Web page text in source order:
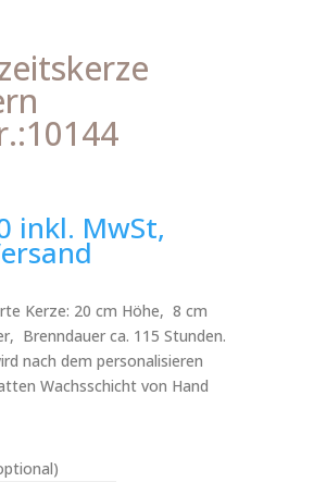
inkl. MwSt,
Kerze: 20 cm Höhe, 8 cm
Brenndauer ca. 115 Stunden.
nach dem personalisieren
Wachsschicht von Hand